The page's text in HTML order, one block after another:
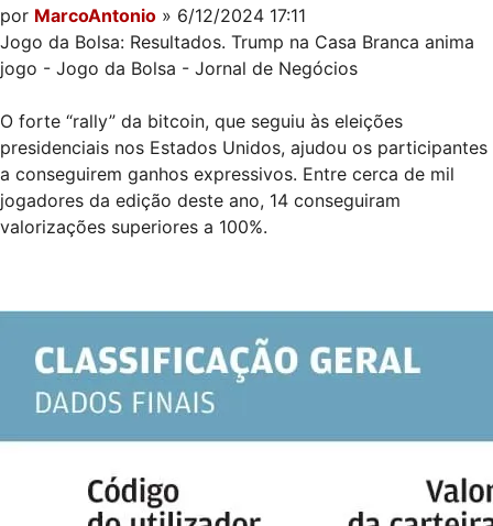
por MarcoAntonio » 6/12/2024 17:11
Jogo da Bolsa: Resultados. Trump na Casa Branca anima
jogo - Jogo da Bolsa - Jornal de Negócios
O forte “rally” da bitcoin, que seguiu às eleições
presidenciais nos Estados Unidos, ajudou os participantes
a conseguirem ganhos expressivos. Entre cerca de mil
jogadores da edição deste ano, 14 conseguiram
valorizações superiores a 100%.